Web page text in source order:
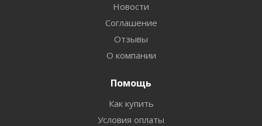
Новости
Соглашение
Отзывы
О компании
Помощь
Как купить
Условия оплаты